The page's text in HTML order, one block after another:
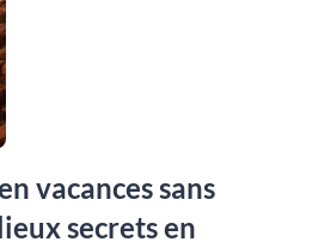
vacances sans
secrets en